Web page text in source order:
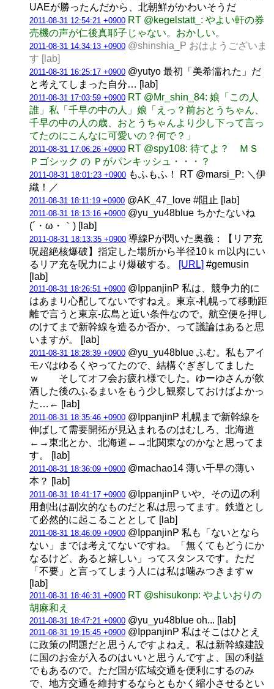
UAEが勝ったんだから、北朝鮮がかわいそうだ
2011-08-31 12:54:21 +0900 RT @kegelstatt_: やよい軒の券
売機の声が仁後真耶子じゃない。おかしい。
2011-08-31 14:34:13 +0900 @shinshia_P おはようございま
す [lab]
2011-08-31 16:25:17 +0900 @yutyo 最初「美希濡れた」だ
と考えてしまった自分… [lab]
2011-08-31 17:03:59 +0900 RT @Mr_shin_84: 娘「この人
誰」私「千早の中の人」娘「えっ？前おとうちゃん、
千早の中の人の歳、おとうちゃんより少し下って言っ
てたのにこんなに可愛いの？何で？」
2011-08-31 17:06:26 +0900 RT @spy108: 待てよ？ ＭＳ
Ｐゴシック の Ｐがパンキッシュ・・・？
2011-08-31 18:01:23 +0900 もふもふ！ RT @marsi_P: ＼伊
織！／
2011-08-31 18:11:19 +0900 @AK_47_love #阻止 [lab]
2011-08-31 18:13:16 +0900 @yu_yu48blue ちかたないね
(´・ω・｀) [lab]
2011-08-31 18:13:35 +0900 導線Pが閃いた奥義：【リア充
呪超絶核爆破】指定した場所から半径10ｋｍ以内にい
るリア充を呪力により爆破する。
[URL] #gemusin
[lab]
2011-08-31 18:26:51 +0900 @IppanjinP 私は、競争力的に
はあまり心配してないですねえ。東京-札幌って移動距
離で言うと東京-広島と近い条件なので。航空便を押し
のけてまで新幹線を造るか否か、って議論はあると思
いますが。 [lab]
2011-08-31 18:28:39 +0900 @yu_yu48blue ふむ。私もアイ
モバはゆるくやってたので、結構ぐぎぎしてました
ｗ そしてオフ会お疲れ様でした。ゆーゆさんが飲
酒した後のふるまいをもう少し観察しておけばよかっ
た…← [lab]
2011-08-31 18:35:46 +0900 @IppanjinP 札幌まで新幹線を
伸ばして需要開拓が見込まれるのはむしろ、北海道
←→東北とか、北海道←→北関東なのかなと思ってま
す。 [lab]
2011-08-31 18:36:09 +0900 @machao14 薄い千早の薄い
本？ [lab]
2011-08-31 18:41:17 +0900 @IppanjinP いや、その辺の利
用創出は副次的なものだと私は思ってます。鉄道とし
て必然的に起こることとして [lab]
2011-08-31 18:46:09 +0900 @IppanjinP 私も「ないとなら
ない」までは考えてないですね。「無くてもどうにか
なるけど、あると嬉しい」ってスタンスです。ただ
「不要」と言ってしまう人には私は噛みつきますｗ
[lab]
2011-08-31 18:46:31 +0900 RT @shisukonp: やよいおりの
胡麻和え
2011-08-31 18:47:21 +0900 @yu_yu48blue oh... [lab]
2011-08-31 19:15:45 +0900 @IppanjinP 私はそこはひとえ
に政策の問題だと思うんですよねえ。私は新幹線建設
に国のお金が入るのはいいと思うんですよ、国の利益
でもあるので。ただ国が広域交通を便利にするのみ
で、地方交通を維持するならともかく縮小させるとい